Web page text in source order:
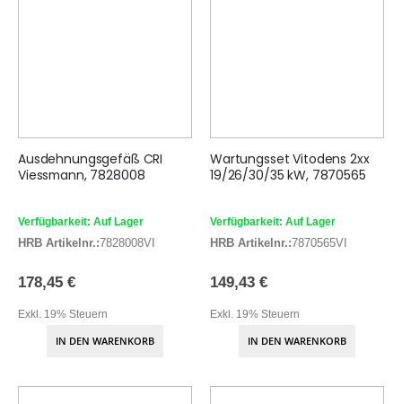
Ausdehnungsgefäß CRI
Viessmann, 7828008
Verfügbarkeit: Auf Lager
HRB Artikelnr.:7828008VI
178,45 €
Exkl. 19% Steuern
IN DEN WARENKORB
Wartungsset Vitodens 2xx
19/26/30/35 kW, 7870565
Verfügbarkeit: Auf Lager
HRB Artikelnr.:7870565VI
149,43 €
Exkl. 19% Steuern
IN DEN WARENKORB